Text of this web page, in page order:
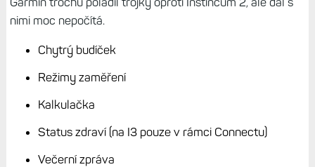
Co v mezičase dostaly ostatní
modely
Garmin hned několik nových funkcí, žádná z nich se však
nedostala do Instinctů 3, což je rovněž letošní model. To je
potvrzuje moji domněnku, že se Garminu nevyplatí
updatovat starší verzi systému (prostředí) a že u této řady
už nemáme počítat s ničím zásadní. Skoro to vypadá, že